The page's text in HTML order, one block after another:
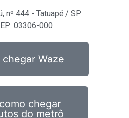
nº 444 - Tatuapé / SP
03306-000
chegar Waze
chegar
do metrô